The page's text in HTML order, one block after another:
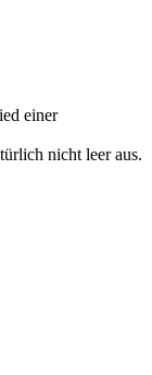
einer
nicht leer aus.